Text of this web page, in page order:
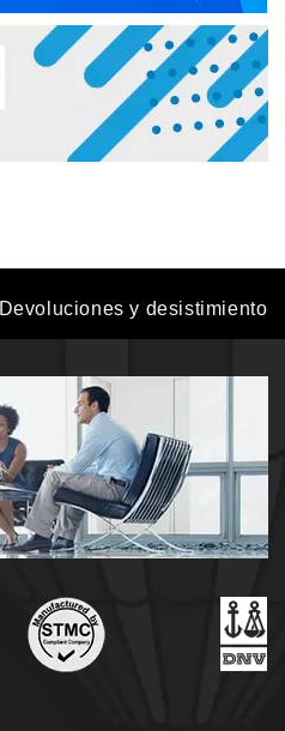
Devoluciones y desistimiento